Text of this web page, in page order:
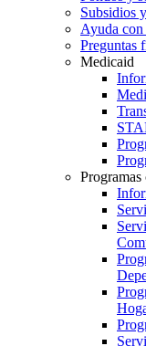
Subsidios
Ayuda con
Preguntas
Medicaid